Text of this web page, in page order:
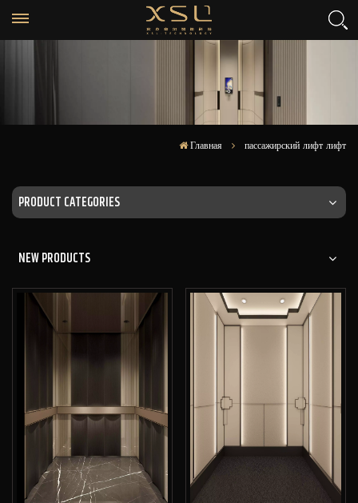
Главная пассажирский лифт лифт
PRODUCT CATEGORIES
NEW PRODUCTS